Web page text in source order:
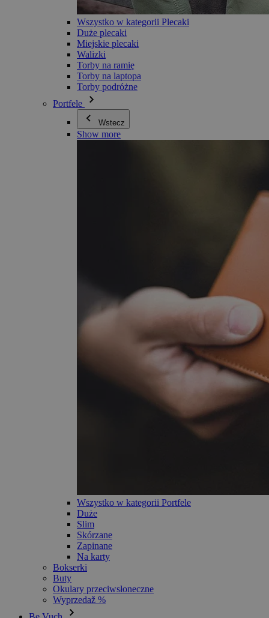
Wszystko w kategorii Plecaki
Duże plecaki
Miejskie plecaki
Walizki
Torby na ramię
Torby na laptopa
Torby podróżne
Portfele
Wstecz
Show more
Wszystko w kategorii Portfele
Duże
Slim
Skórzane
Zapinane
Na karty
Bokserki
Buty
Okulary przeciwsłoneczne
Wyprzedaž %